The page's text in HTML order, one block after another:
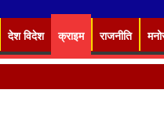
देश विदेश क्राइम राजनीति